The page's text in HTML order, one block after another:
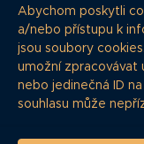
Abychom poskytli co
a/nebo přístupu k
jsou soubory
umožní zpracovávat
nebo jedinečná ID
souhlasu může
dluhopisům.
Pokud si
kterých by
můžete